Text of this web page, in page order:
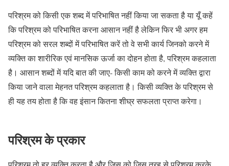
परिश्रम को किसी एक शब्द में परिभाषित नहीं किया जा सकता है या यूँ कहें
कि परिश्रम को परिभाषित करना आसान नहीं है लेकिन फिर भी अगर हम
परिश्रम को सरल शब्दों में परिभाषित करें तो वे सभी कार्य जिनको करने में
व्यक्ति का शारीरिक एवं मानसिक ऊर्जा का दोहन होता है, परिश्रम कहलाता
है। आसान शब्दों में यदि बात की जाए- किसी काम को करने में व्यक्ति द्वारा
किया जाने वाला मेहनत परिश्रम कहलाता है। किसी व्यक्ति के परिश्रम से
ही यह तय होता है कि वह इंसान कितना शीघ्र सफलता प्राप्त करेगा।
परिश्रम के प्रकार